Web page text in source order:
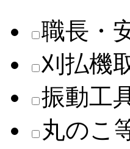
職長・
刈払機
振動工
丸のこ